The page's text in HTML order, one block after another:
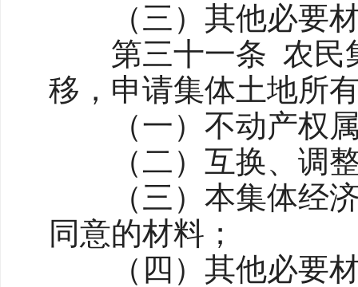
（三）其他必要
第三十一条 农民集
移，申请集体土地所
（一）不动产权属
（二）互换、调整
（三）本集体经济
同意的材料；
（四）其他必要